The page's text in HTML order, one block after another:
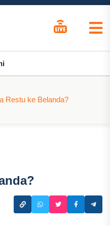
Restu ke Belanda?